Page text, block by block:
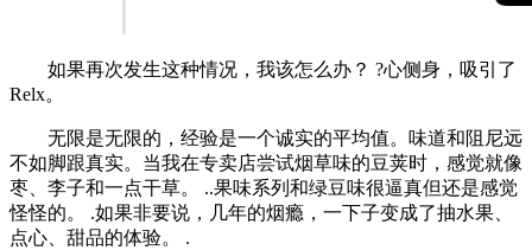
如果再次发生这种情况，我该怎么办？ ?心侧身，吸引了
Relx。
无限是无限的，经验是一个诚实的平均值。味道和阻尼远
不如脚跟真实。当我在专卖店尝试烟草味的豆荚时，感觉就像
枣、李子和一点干草。 ..果味系列和绿豆味很逼真但还是感觉
怪怪的。 .如果非要说，几年的烟瘾，一下子变成了抽水果、
点心、甜品的体验。 .